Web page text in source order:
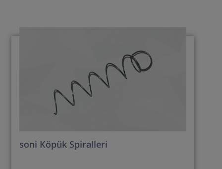
soni Köpük Spiralleri